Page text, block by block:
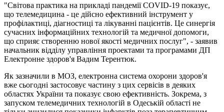
"Світова практика на прикладі пандемії COVID-19 показує,
що телемедицина - це дійсно ефективний інструмент у
профілактиці, діагностиці та лікуванні пацієнтів. Це синергія
сучасних інформаційних технологій та медичної допомоги,
що сприяє створенню нової якості медичних послуг", - заявив
начальник відділу управління проектами та програмами ДП
Електронне здоров'я Вадим Терентюк.
Як зазначили в МОЗ, електронна система охорони здоров'я
вже сьогодні застосовує частину з цих сервісів в деяких
областях України та показує свою ефективність. Зокрема, з
запуском телемедичних технологій в Одеській області не